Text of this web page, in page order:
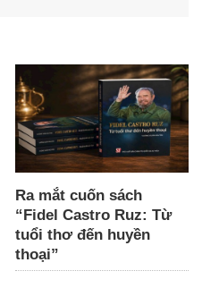
Ra mắt cuốn sách
“Fidel Castro Ruz: Từ
tuổi thơ đến huyền
thoại”